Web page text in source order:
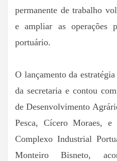
permanente de trabalho
e ampliar as operações
portuário.
O lançamento da
da secretaria e contou
de Desenvolvimento
Pesca, Cícero Moraes, e
Complexo Industrial
Monteiro Bisneto,